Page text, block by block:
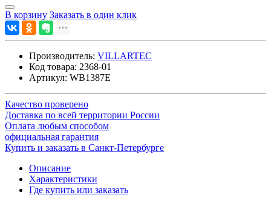
В корзину Заказать в один клик
Производитель: VILLARTEC
Код товара: 2368-01
Артикул: WB1387E
Качество проверено
Доставка по всей территории России
Оплата любым способом
официальная гарантия
Купить и заказать в Санкт-Петербурге
Описание
Характеристики
Где купить или заказать